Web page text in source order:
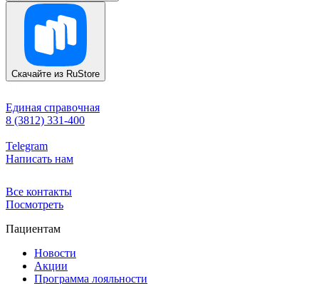
Скачайте из RuStore
Единая справочная
8 (3812) 331-400
Telegram
Написать нам
Все контакты
Посмотреть
Пациентам
Новости
Акции
Программа лояльности